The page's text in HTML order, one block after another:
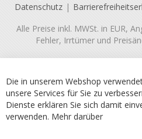
Datenschutz
Alle Preise inkl. MWSt. in EUR,
Fehler, Irrtümer und
Die in unserem Webshop
unsere Services für Sie zu
Dienste erklären Sie sich damit
verwenden. Mehr darüber